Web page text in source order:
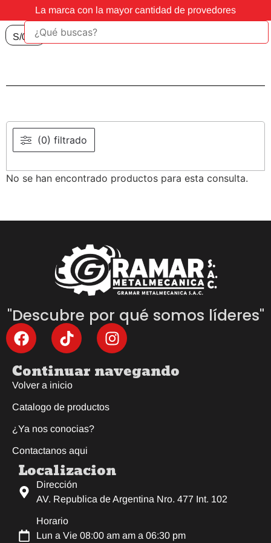
La marca con la mayor cantidad de provedores
S/0.00
(0) filtrado
No se han encontrado productos para esta consulta.
"Descubre por qué somos líderes"
Continuar navegando
Volver a inicio
Catalogo de productos
¿Ya nos conocias?
Contactanos aqui
Localizacion
Dirección
AV. Republica de Argentina Nro. 477 Int. 102
Horario
Lun a Vie 08:00 am am a 06:30 pm